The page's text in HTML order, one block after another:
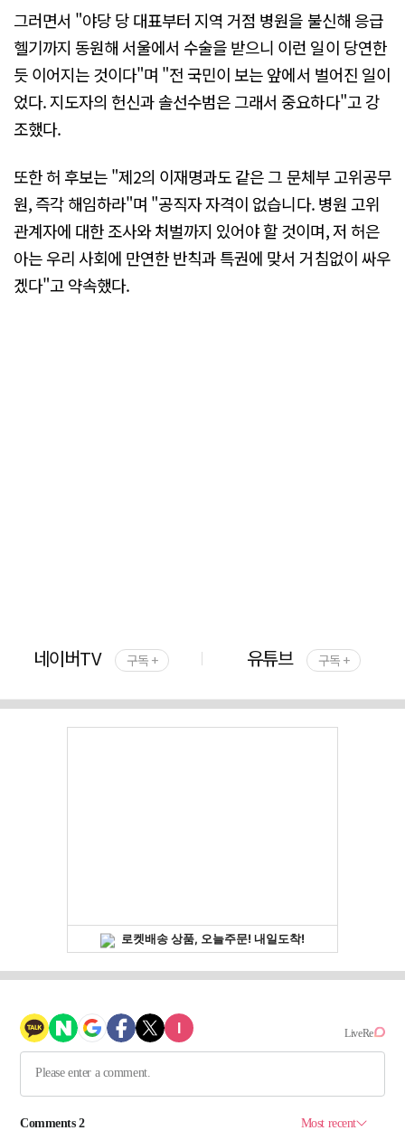
그러면서 "야당 당 대표부터 지역 거점 병원을 불신해 응급
헬기까지 동원해 서울에서 수술을 받으니 이런 일이 당연한
듯 이어지는 것이다"며 "전 국민이 보는 앞에서 벌어진 일이
었다. 지도자의 헌신과 솔선수범은 그래서 중요하다"고 강
조했다.
또한 허 후보는 "제2의 이재명과도 같은 그 문체부 고위공무
원, 즉각 해임하라"며 "공직자 자격이 없습니다. 병원 고위
관계자에 대한 조사와 처벌까지 있어야 할 것이며, 저 허은
아는 우리 사회에 만연한 반칙과 특권에 맞서 거침없이 싸우
겠다"고 약속했다.
네이버TV 구독 + 유튜브 구독 +